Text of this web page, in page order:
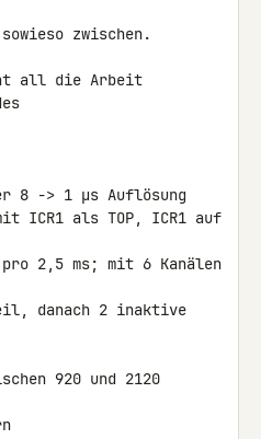
zwischen.
all die Arbeit
8 -> 1 µs Auflösung
ICR1 als TOP, ICR1 auf
920 und 2120